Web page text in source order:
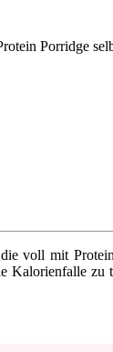
voll mit
zu